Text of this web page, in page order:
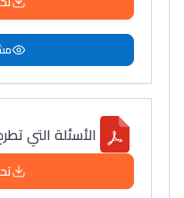
الأسئلة التي